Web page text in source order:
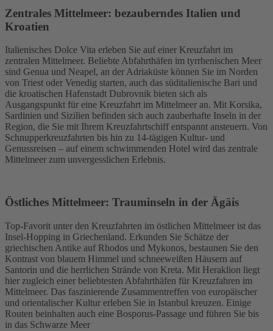
Zentrales Mittelmeer: bezauberndes Italien und
Kroatien
Italienisches Dolce Vita erleben Sie auf einer Kreuzfahrt im
zentralen Mittelmeer. Beliebte Abfahrthäfen im tyrrhenischen Meer
sind Genua und Neapel, an der Adriaküste können Sie im Norden
von Triest oder Venedig starten, auch das süditalienische Bari und
die kroatischen Hafenstadt Dubrovnik bieten sich als
Ausgangspunkt für eine Kreuzfahrt im Mittelmeer an. Mit Korsika,
Sardinien und Sizilien befinden sich auch zauberhafte Inseln in der
Region, die Sie mit Ihrem Kreuzfahrtschiff entspannt ansteuern. Von
Schnupperkreuzfahrten bis hin zu 14-tägigen Kultur- und
Genussreisen – auf einem schwimmenden Hotel wird das zentrale
Mittelmeer zum unvergesslichen Erlebnis.
Östliches Mittelmeer: Trauminseln in der Ägäis
Top-Favorit unter den Kreuzfahrten im östlichen Mittelmeer ist das
Insel-Hopping in Griechenland. Erkunden Sie Schätze der
griechischen Antike auf Rhodos und Mykonos, bestaunen Sie den
Kontrast von blauem Himmel und schneeweißen Häusern auf
Santorin und die herrlichen Strände von Kreta. Mit Heraklion liegt
hier zugleich einer beliebtesten Abfahrthäfen für Kreuzfahren im
Mittelmeer. Das faszinierende Zusammentreffen von europäischer
und orientalischer Kultur erleben Sie in Istanbul kreuzen. Einige
Routen beinhalten auch eine Bosporus-Passage und führen Sie bis
in das Schwarze Meer